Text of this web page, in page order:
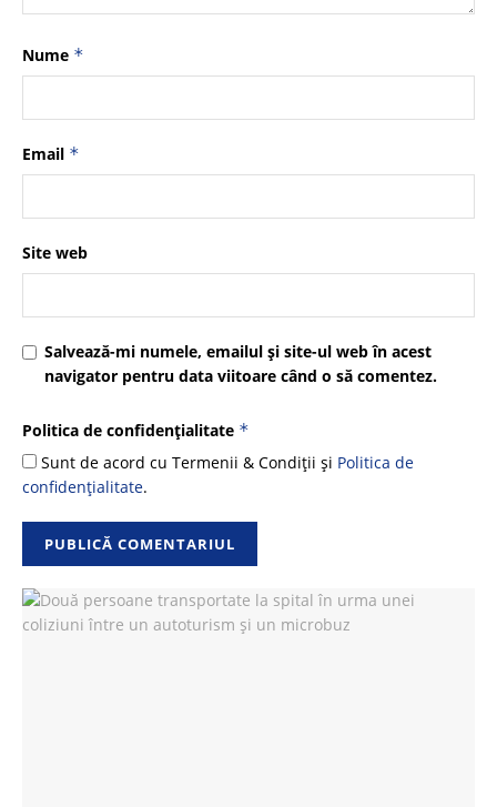
Nume *
Email *
Site web
Salvează-mi numele, emailul și site-ul web în acest
navigator pentru data viitoare când o să comentez.
Politica de confidențialitate *
Sunt de acord cu Termenii & Condiții și Politica de
confidențialitate.